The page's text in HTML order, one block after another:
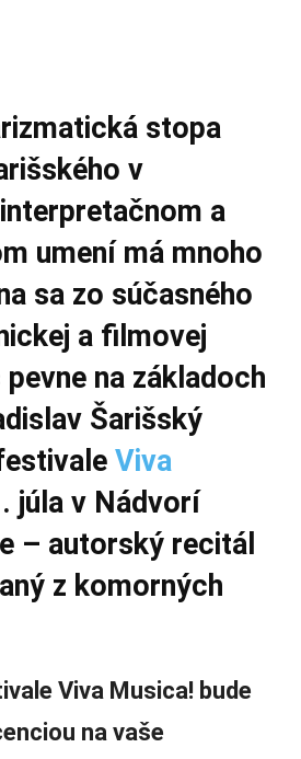
stopa
v
a
umení má mnoho
sa zo súčasného
a filmovej
na základoch
Šarišský
Viva
júla v Nádvorí
– autorský recitál
z komorných
Viva Musica! bude
na vaše